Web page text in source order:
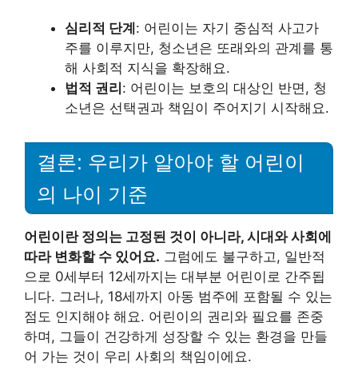
심리적 단계 : 어린이는 자기 중심적 사고가
주를 이루지만, 청소년은 또래와의 관계를 통
해 사회적 지식을 확장해요.
법적 권리 : 어린이는 보호의 대상인 반면, 청
소년은 선택권과 책임이 주어지기 시작해요.
결론: 우리가 알아야 할 어린이
의 나이 기준
어린이란 정의는 고정된 것이 아니라, 시대와 사회에
따라 변화할 수 있어요. 그럼에도 불구하고, 일반적
으로 0세부터 12세까지는 대부분 어린이로 간주됩
니다. 그러나, 18세까지 아동 범주에 포함될 수 있는
점도 인지해야 해요. 어린이의 권리와 필요를 존중
하며, 그들이 건강하게 성장할 수 있는 환경을 만들
어 가는 것이 우리 사회의 책임이에요.